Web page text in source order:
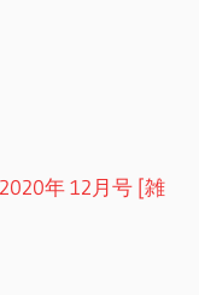
2020年 12月号 [雑